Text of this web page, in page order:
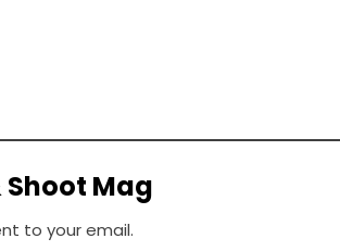
Shoot Mag
to your email.